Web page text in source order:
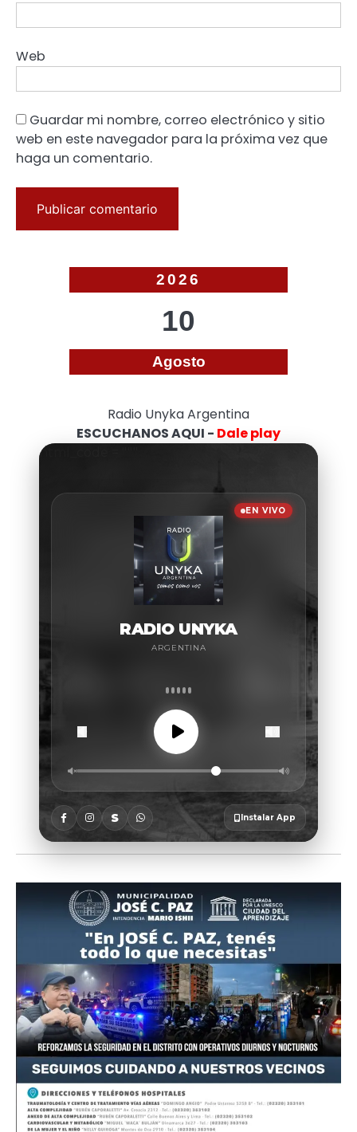
Web
Guardar mi nombre, correo electrónico y sitio
web en este navegador para la próxima vez que
haga un comentario.
2026
10
Agosto
Radio Unyka Argentina
ESCUCHANOS AQUI - Dale play